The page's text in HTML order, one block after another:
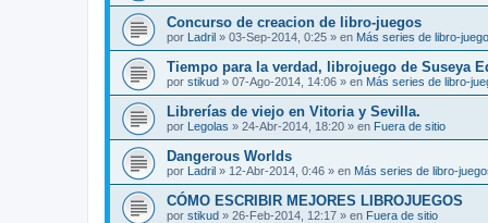
Concurso de creacion de libro-juegos
por Ladril » 03-Sep-2014, 0:25 » en Más series de libro-
Tiempo para la verdad, librojuego de Suseya
por stikud » 07-Ago-2014, 14:06 » en Más series de libro-
Librerías de viejo en Vitoria y Sevilla.
por Legolas » 24-Abr-2014, 18:20 » en Fuera de sitio
Dangerous Worlds
por Ladril » 12-Abr-2014, 0:46 » en Más series de libro-
CÓMO ESCRIBIR MEJORES LIBROJUEGOS
por stikud » 26-Feb-2014, 12:17 » en Fuera de sitio